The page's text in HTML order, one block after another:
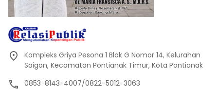
Kompleks Griya Pesona 1 Blok G Nomor 14, Kelurahan
Saigon, Kecamatan Pontianak Timur, Kota Pontianak
0853-8143-4007/0822-5012-3063